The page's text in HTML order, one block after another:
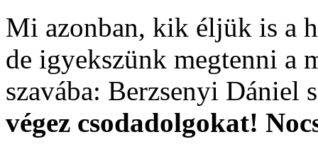
Mi azonban, kik éljük is a
de igyekszünk megtenni a
szavába: Berzsenyi Dániel
végez csodadolgokat!